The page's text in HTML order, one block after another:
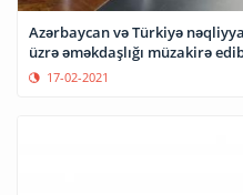
Azərbaycan və Türkiyə
üzrə əməkdaşlığı müzakirə
17-02-2021